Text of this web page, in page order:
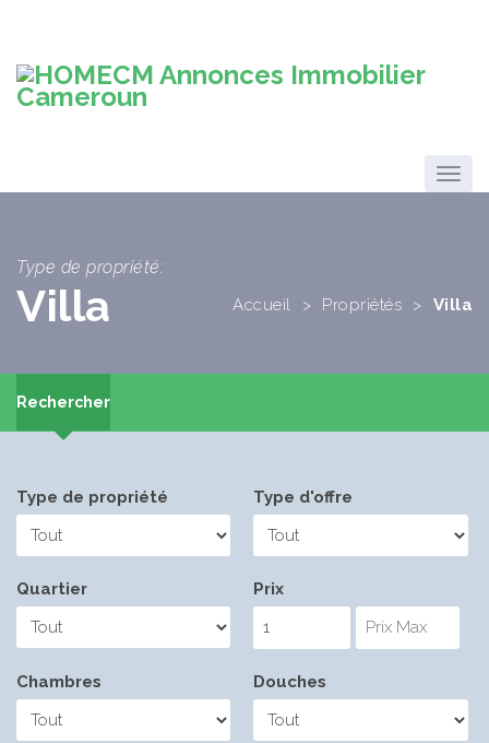
Type de propriété:
Villa Accueil > Propriétés > Villa
Rechercher
Type de propriété Type d'offre
Quartier Prix
Chambres Douches